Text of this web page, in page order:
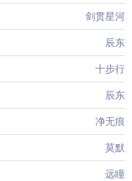
剑贯星河
辰东
十步行
辰东
净无痕
莫默
远瞳